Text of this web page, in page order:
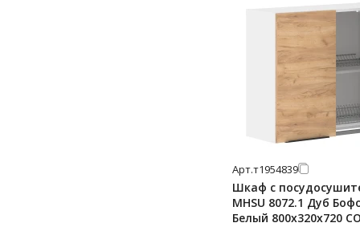
Арт.т1954839
Шкаф с
MHSU 8072.1 Дуб
Белый 800х320х720